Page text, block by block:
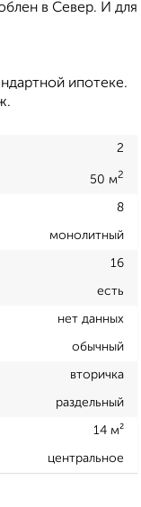
в Север. И для
ипотеке.
2
50 м2
8
монолитный
16
есть
нет данных
обычный
вторичка
раздельный
14 м²
центральное